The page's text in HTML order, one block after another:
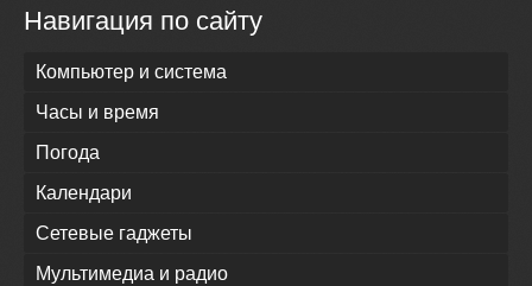
Навигация по сайту
Компьютер и система
Часы и время
Погода
Календари
Сетевые гаджеты
Мультимедиа и радио